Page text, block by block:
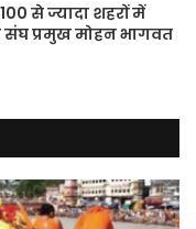
से ज्यादा शहरों में
प्रमुख मोहन भागवत